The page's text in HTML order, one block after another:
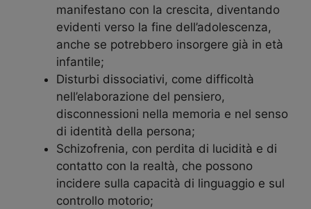
manifestano con la crescita, diventando
evidenti verso la fine dell’adolescenza,
anche se potrebbero insorgere già in età
infantile;
Disturbi dissociativi, come difficoltà
nell’elaborazione del pensiero,
disconnessioni nella memoria e nel senso
di identità della persona;
Schizofrenia, con perdita di lucidità e di
contatto con la realtà, che possono
incidere sulla capacità di linguaggio e sul
controllo motorio;